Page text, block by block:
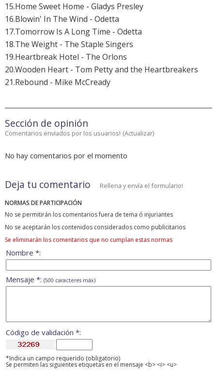
15.Home Sweet Home - Gladys Presley
16.Blowin' In The Wind - Odetta
17.Tomorrow Is A Long Time - Odetta
18.The Weight - The Staple Singers
19.Heartbreak Hotel - The Orlons
20.Wooden Heart - Tom Petty and the Heartbreakers
21.Rebound - Mike McCready
Sección de opinión
Comentarios enviados por los usuarios! (Actualizar)
No hay comentarios por el momento
Deja tu comentario Rellena y envía el formulario!
NORMAS DE PARTICIPACIÓN
No se permitirán los comentarios fuera de tema ó injuriantes
No se aceptarán los contenidos considerados como publicitarios
Se eliminarán los comentarios que no cumplan estas normas
Nombre *:
Mensaje *: (500 caracteres máx)
Código de validación *:
*Indica un campo requerido (obligatorio)
Se permiten las siguientes etiquetas en el mensaje <b> <i> <u>